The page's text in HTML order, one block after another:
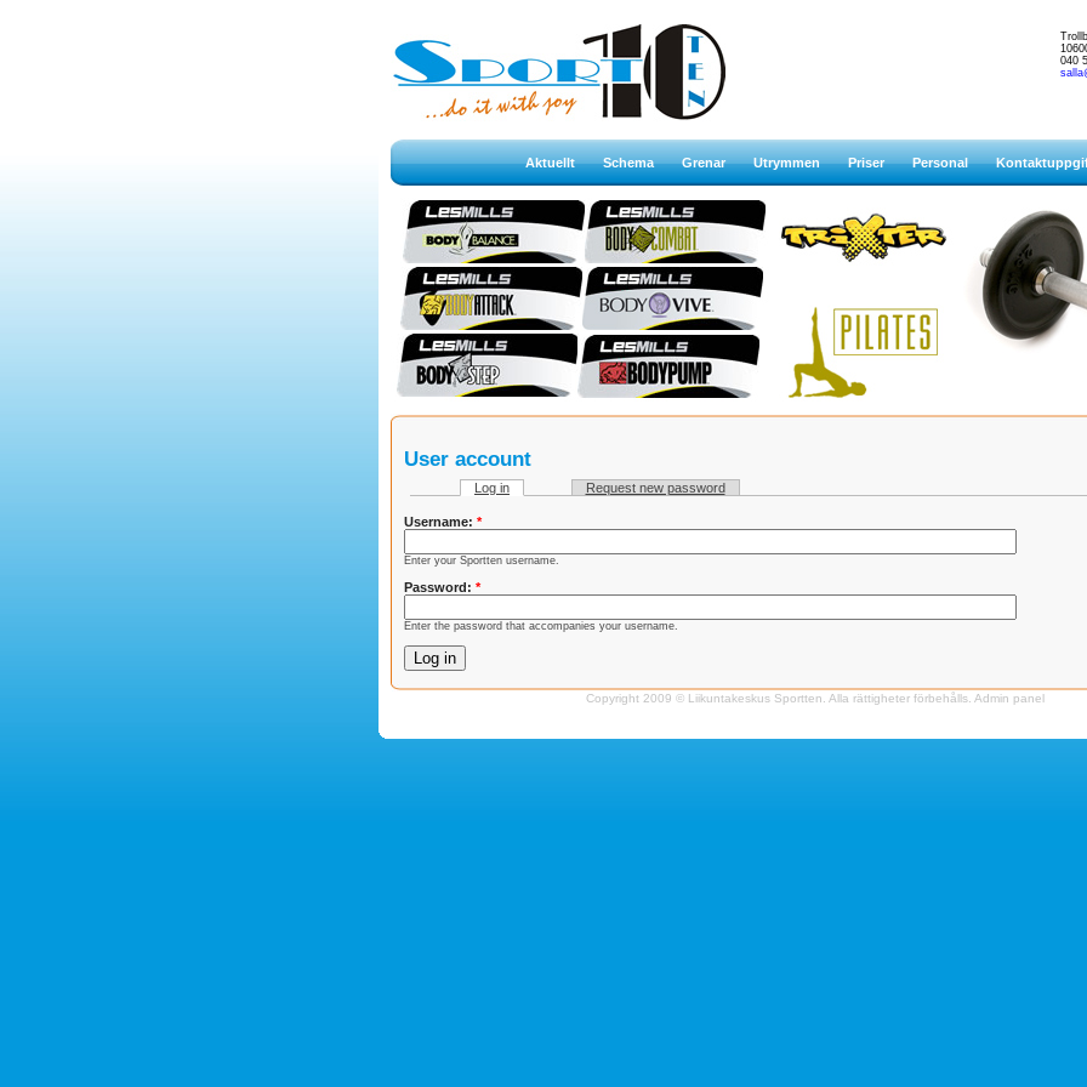
040
Aktuellt Schema Grenar Utrymmen Priser Personal
User account
Log in Request new password
Username: *
Enter your Sportten username.
Password: *
Enter the password that accompanies your username.
Copyright 2009 © Liikuntakeskus Sportten. Alla rättigheter förbehålls. Admin panel